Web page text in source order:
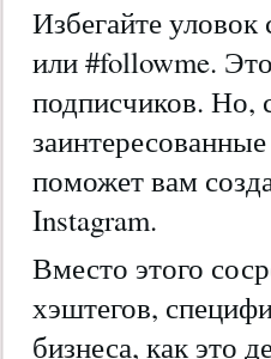
Избегайте
или #followme.
подписчиков. Но,
поможет вам
Instagram.
Вместо этого
хэштегов,
бизнеса, как это